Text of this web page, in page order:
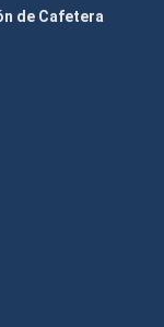
de Cafetera